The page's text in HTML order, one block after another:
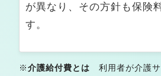
法人概要
が異なり、その方針も保険
す。
※ 介護給付費とは 利用者が介護サ